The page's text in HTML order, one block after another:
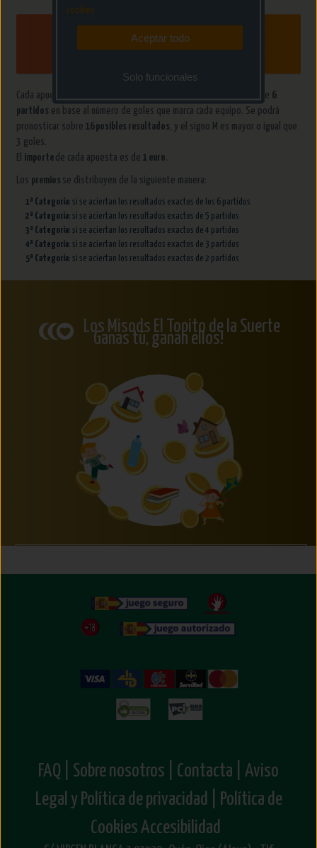
Cómo Jugar
Cada apuesta de consiste en seleccionar el resultado de 6
partidos en base al número de goles que marca cada equipo. Se podrá
pronosticar sobre16 posibles resultados, y el signo M es mayor o igual que
3 goles.
El
importe de cada apuesta es de1 euro.
Los premios se distribuyen de la siguiente manera:
1ª Categoría: si se aciertan los resultados exactos de los 6 partidos
2ª Categoría: si se aciertan los resultados exactos de 5 partidos
3ª Categoría: si se aciertan los resultados exactos de 4 partidos
4ª Categoría: si se aciertan los resultados exactos de 3 partidos
5ª Categoría: si se aciertan los resultados exactos de 2 partidos
Los Misods El Topito de la Suerte
Ganas tú, ganan ellos!
Próximamente te anunciaremos que puedes hacer
Pero recuerda, con cada compra ya estás donando!
FAQ | Sobre nosotros | Contacta |
Aviso
Legal y Política de privacidad |
Política de
CookiesAccesibilidad
cookies
Aceptar todo
Solo funcionales